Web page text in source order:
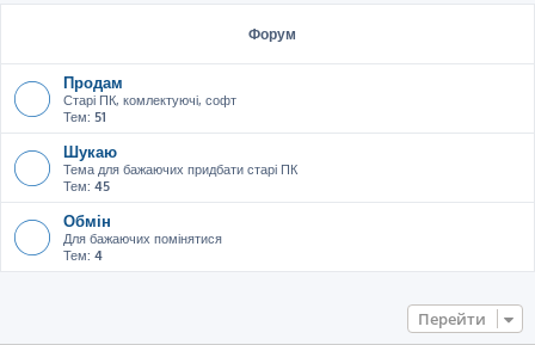
Форум
Продам
Старі ПК, комлектуючі, софт
Тем: 51
Шукаю
Тема для бажаючих придбати старі ПК
Тем: 45
Обмін
Для бажаючих помінятися
Тем: 4
Перейти